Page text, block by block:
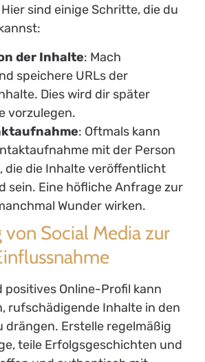
sind einige Schritte, die du
der Inhalte: Mach
speichere URLs der
Dies wird dir später
vorzulegen.
: Oftmals kann
mit der Person
die die Inhalte veröffentlicht
sein. Eine höfliche Anfrage zur
Wunder wirken.
von Social Media zur
positives Online-Profil kann
rufschädigende Inhalte in den
drängen. Erstelle regelmäßig
teile Erfolgsgeschichten und